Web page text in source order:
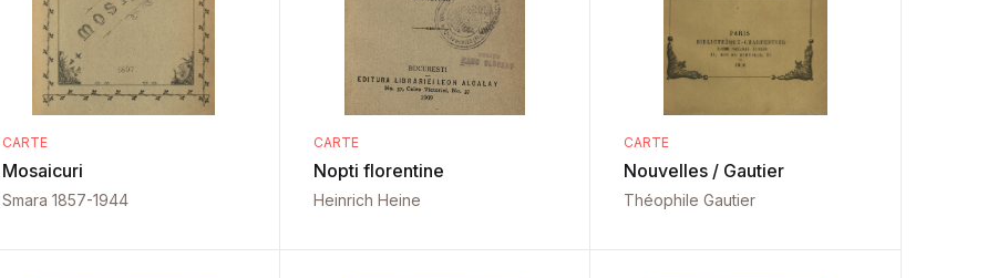
CARTE
Mosaicuri
Smara 1857-1944
CARTE
Nopti florentine
Heinrich Heine
CARTE
Nouvelles / Gautier
Théophile Gautier